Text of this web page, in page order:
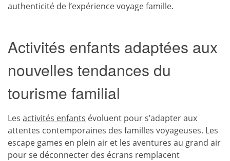
authenticité de l’expérience voyage famille.
Activités enfants adaptées aux
nouvelles tendances du
tourisme familial
Les activités enfants évoluent pour s’adapter aux
attentes contemporaines des familles voyageuses. Les
escape games en plein air et les aventures au grand air
pour se déconnecter des écrans remplacent